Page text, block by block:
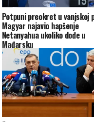
Potpuni preokret u vanjskoj
Magyar najavio hapšenje
Netanyahua ukoliko dođe u
Mađarsku